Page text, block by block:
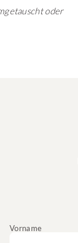
oder
Vorname